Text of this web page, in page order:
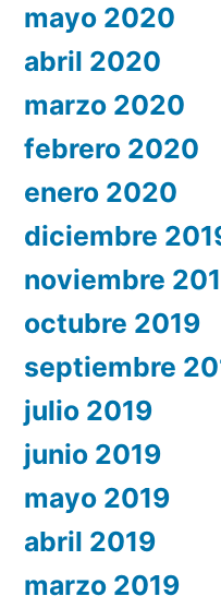
mayo 2020
abril 2020
marzo 2020
febrero 2020
enero 2020
diciembre
noviembre
octubre 2019
septiembre
julio 2019
junio 2019
mayo 2019
abril 2019
marzo 2019